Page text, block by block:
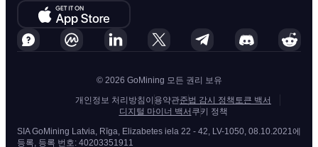
© 2026 GoMining 모든 권리 보유
개인정보 처리방침 이용약관준법 감시 정책 토큰 백서
디지털 마이너 백서 쿠키 정책
SIA GoMining Latvia, Rīga, Elizabetes iela 22 - 42, LV-1050, 08.10.2021에
등록, 등록 번호: 40203351911